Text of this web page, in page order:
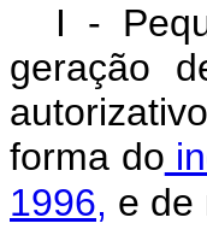
I -
geração
forma do
1996, e de